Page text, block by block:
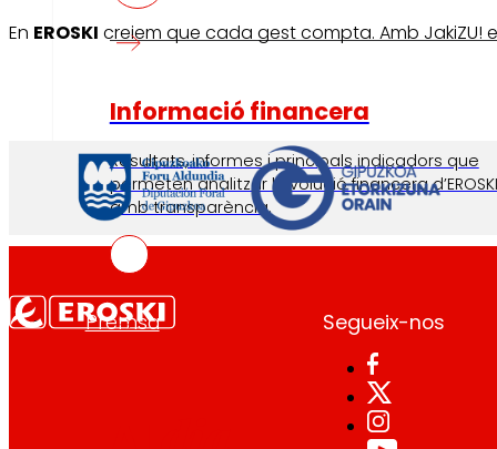
Informació financera
Resultats, informes i principals indicadors que
permeten analitzar l’evolució financera d’EROSKI
amb transparència.
Premsa
En EROSKI creiem que cada gest compta. Amb
Segueix-nos